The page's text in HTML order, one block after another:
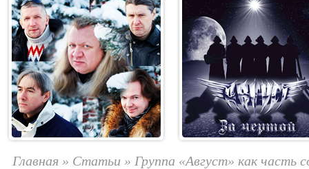
Главная » Статьи » Группа «Август» как часть